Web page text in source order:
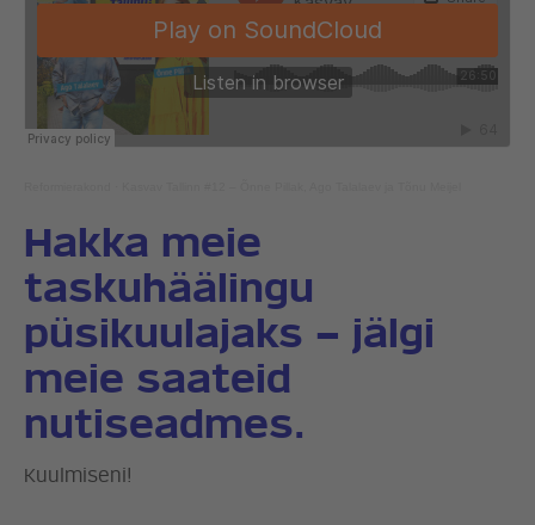
UUDISED
LÖÖ KAASA
KONTAKT
Hakka meie
taskuhäälingu
püsikuulajaks – jälgi
meie saateid
nutiseadmes.
Kuulmiseni!